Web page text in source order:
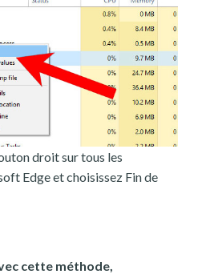
droit sur tous les
Edge et choisissez Fin de
cette méthode,